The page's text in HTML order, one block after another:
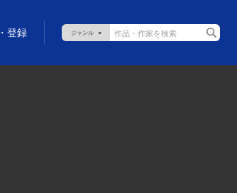
登録